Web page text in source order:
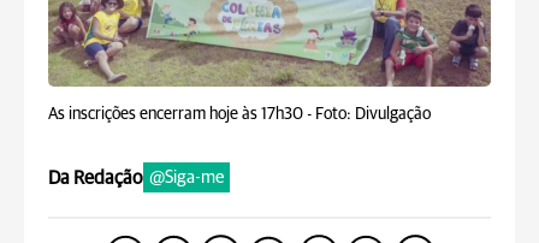
As inscrições encerram hoje às 17h30 - Foto: Divulgação
Da Redação @Siga-me